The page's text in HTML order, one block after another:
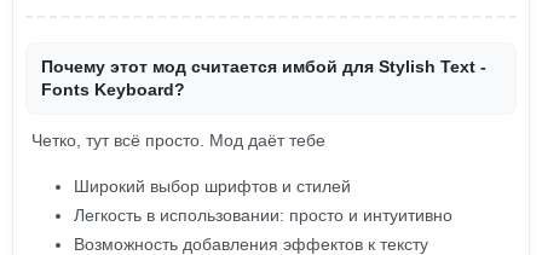
Почему этот мод считается имбой для Stylish Text -
Fonts Keyboard?
Четко, тут всё просто. Мод даёт тебе
Широкий выбор шрифтов и стилей
Легкость в использовании: просто и интуитивно
Возможность добавления эффектов к тексту